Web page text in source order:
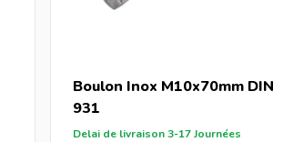
Boulon Inox M10x70mm DIN
931
Delai de livraison 3-17 Journées